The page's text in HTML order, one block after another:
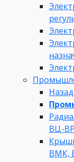
Назад
ВЦ-ВР
ВМК,